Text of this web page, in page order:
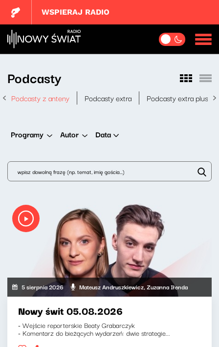
WSPIERAJ RADIO
Podcasty
Podcasty z anteny Podcasty extra Podcasty extra plus
Programy Autor Data
5 sierpnia 2026 Mateusz Andruszkiewicz, Zuzanna Iłenda
Nowy świt 05.08.2026
- Wejście reporterskie Beaty Grabarczyk
- Komentarz do bieżących wydarzeń: dwie strategie...